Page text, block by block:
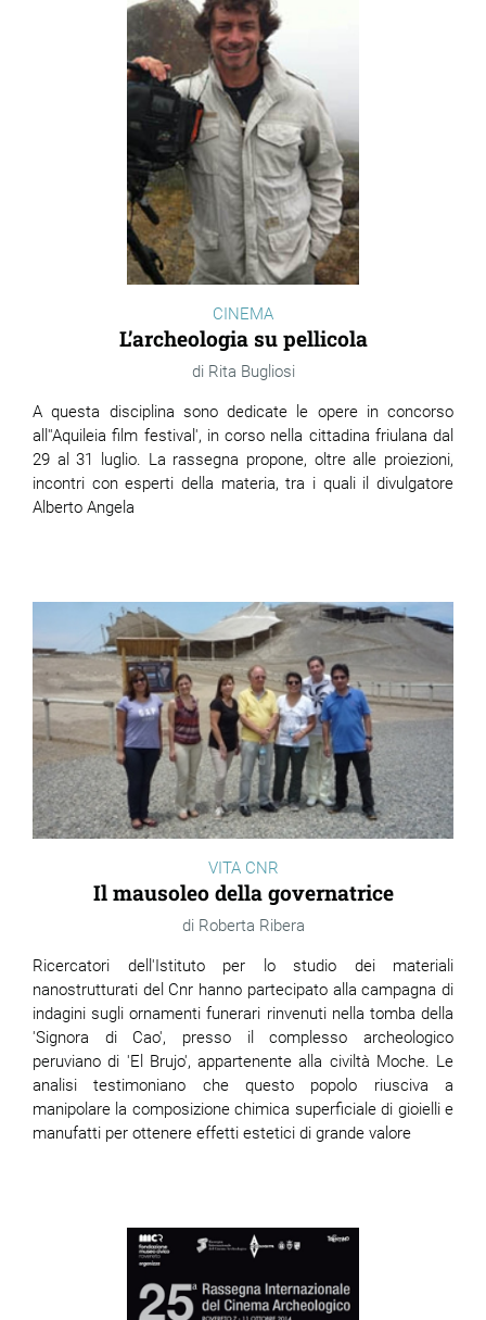
CINEMA
L’archeologia su pellicola
Rita Bugliosi
A questa disciplina sono dedicate le opere in concorso
all''Aquileia film festival', in corso nella cittadina friulana dal
29 al 31 luglio. La rassegna propone, oltre alle proiezioni,
incontri con esperti della materia, tra i quali il divulgatore
Alberto Angela
VITA CNR
Il mausoleo della governatrice
Roberta Ribera
Ricercatori dell'Istituto per lo studio dei materiali
nanostrutturati del Cnr hanno partecipato alla campagna di
indagini sugli ornamenti funerari rinvenuti nella tomba della
'Signora di Cao', presso il complesso archeologico
peruviano di 'El Brujo', appartenente alla civiltà Moche. Le
analisi testimoniano che questo popolo riusciva a
manipolare la composizione chimica superficiale di gioielli e
manufatti per ottenere effetti estetici di grande valore